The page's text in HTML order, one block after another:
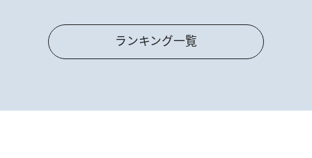
ランキング一覧